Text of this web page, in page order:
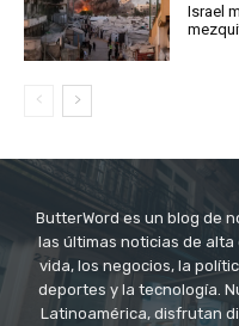
Israel
ButterWord es un blog de
las últimas noticias de alta
vida, los negocios, la
deportes y la tecnología.
Latinoamérica, disfrutan